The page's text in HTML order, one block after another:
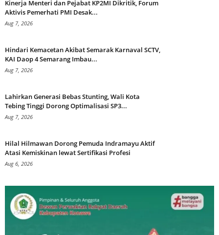
Kinerja Menteri dan Pejabat KP2MI Dikritik, Forum
Aktivis Pemerhati PMI Desak...
Aug 7, 2026
Hindari Kemacetan Akibat Semarak Karnaval SCTV,
KAI Daop 4 Semarang Imbau...
Aug 7, 2026
Lahirkan Generasi Bebas Stunting, Wali Kota
Tebing Tinggi Dorong Optimalisasi SP3...
Aug 7, 2026
Hilal Hilmawan Dorong Pemuda Indramayu Aktif
Atasi Kemiskinan lewat Sertifikasi Profesi
Aug 6, 2026